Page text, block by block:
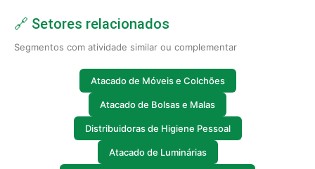
🔗 Setores relacionados
Segmentos com atividade similar ou complementar
Atacado de Móveis e Colchões
Atacado de Bolsas e Malas
Distribuidoras de Higiene Pessoal
Atacado de Luminárias